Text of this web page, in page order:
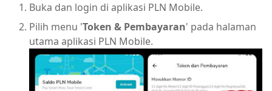
Buka dan login di aplikasi PLN Mobile.
Pilih menu 'Token & Pembayaran' pada halaman
utama aplikasi PLN Mobile.